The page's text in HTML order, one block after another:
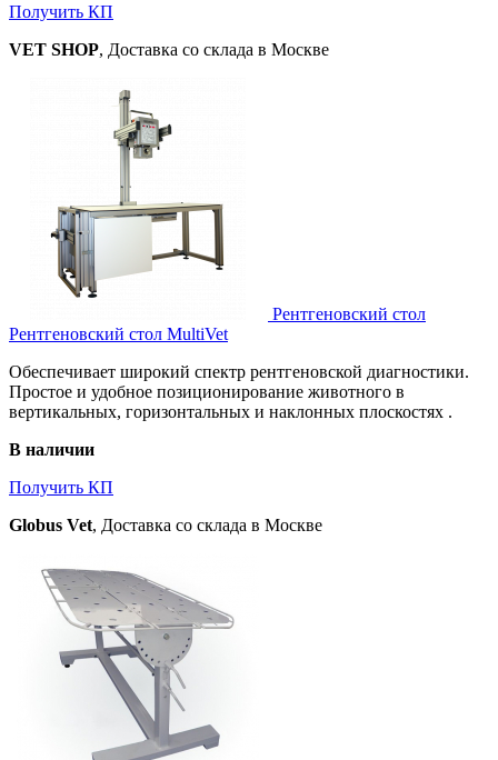
Получить КП
VET SHOP, Доставка со склада в Москве
Рентгеновский стол
Рентгеновский стол MultiVet
Обеспечивает широкий спектр рентгеновской диагностики.
Простое и удобное позиционирование животного в
вертикальных, горизонтальных и наклонных плоскостях .
В наличии
Получить КП
Globus Vet, Доставка со склада в Москве